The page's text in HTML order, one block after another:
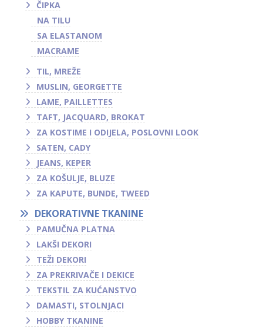
ČIPKA
NA TILU
SA ELASTANOM
MACRAME
TIL, MREŽE
MUSLIN, GEORGETTE
LAME, PAILLETTES
TAFT, JACQUARD, BROKAT
ZA KOSTIME I ODIJELA, POSLOVNI LOOK
SATEN, CADY
JEANS, KEPER
ZA KOŠULJE, BLUZE
ZA KAPUTE, BUNDE, TWEED
DEKORATIVNE TKANINE
PAMUČNA PLATNA
LAKŠI DEKORI
TEŽI DEKORI
ZA PREKRIVAČE I DEKICE
TEKSTIL ZA KUĆANSTVO
DAMASTI, STOLNJACI
HOBBY TKANINE